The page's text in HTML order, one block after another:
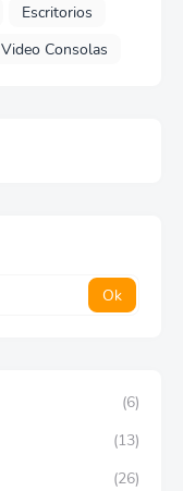
Escritorios
Video Consolas
(6)
(13)
(26)